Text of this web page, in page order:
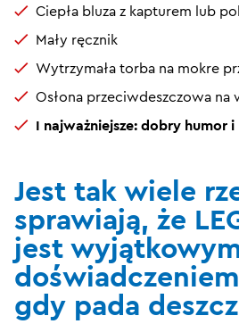
Ciepła bluza z kapturem lub
Mały ręcznik
Wytrzymała torba na mokre
Osłona przeciwdeszczowa na
I najważniejsze: dobry humor
Jest tak wiele
sprawiają, że
jest
gdy pada